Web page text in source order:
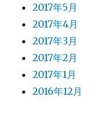
2017年5月
2017年4月
2017年3月
2017年2月
2017年1月
2016年12月